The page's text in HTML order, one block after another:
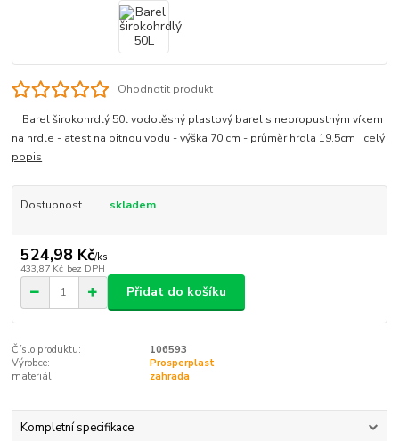
Ohodnotit produkt
Barel širokohrdlý 50l vodotěsný plastový barel s nepropustným víkem
na hrdle - atest na pitnou vodu - výška 70 cm - průměr hrdla 19.5cm celý
popis
Dostupnost skladem
524,98 Kč/ks
433,87 Kč bez DPH
Přidat do košíku
Číslo produktu:
106593
Výrobce:
Prosperplast
materiál:
zahrada
Kompletní specifikace